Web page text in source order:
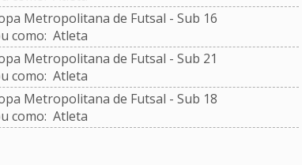
Metropolitana de Futsal - Sub 16
como: Atleta
Metropolitana de Futsal - Sub 21
como: Atleta
Metropolitana de Futsal - Sub 18
como: Atleta